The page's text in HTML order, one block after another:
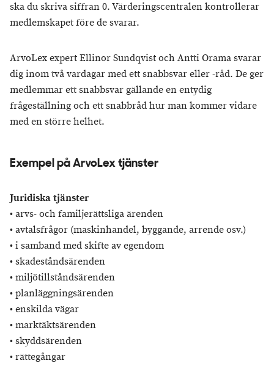
ska du skriva siffran 0. Värderingscentralen kontrollerar
medlemskapet före de svarar.
ArvoLex expert Ellinor Sundqvist och Antti Orama svarar
dig inom två vardagar med ett snabbsvar eller -råd. De ger
medlemmar ett snabbsvar gällande en entydig
frågeställning och ett snabbråd hur man kommer vidare
med en större helhet.
Exempel på ArvoLex tjänster
Juridiska tjänster
• arvs- och familjerättsliga ärenden
• avtalsfrågor (maskinhandel, byggande, arrende osv.)
• i samband med skifte av egendom
• skadeståndsärenden
• miljötillståndsärenden
• planläggningsärenden
• enskilda vägar
• marktäktsärenden
• skyddsärenden
• rättegångar